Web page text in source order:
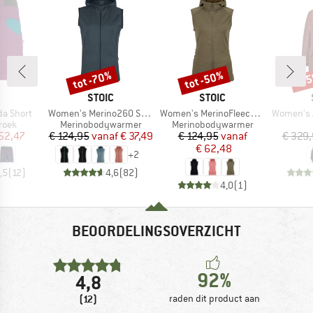
Short
prijs
(12)
MERK
STOIC
Artikel
Women's Merino260 StadjanSt. Vest
Productgroep
Merinobodywarmer
Prijs
€ 124,95 Verlaagde prijs
vanaf€ 37,49
+2
4,6(82)
Korting
tot -70%
MERK
STOIC
Artikel
Women's MerinoFleece270 KuolpaLightSt. Vest Hood
Productgroep
Merinobodywarmer
Prijs
€ 124,95Verlaagde prijs
vanaf
€ 62,48
4,0(1 )
Korting
tot -50%
Artikel
Women's
€
-
BEOORDELINGSOVERZICHT
4,8
(12)
92%
raden dit product aan